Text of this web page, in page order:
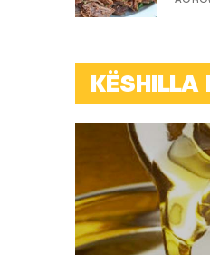
KËSHILLA